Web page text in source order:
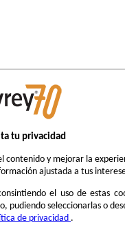
tu privacidad
contenido y mejorar la
ajustada a tus
el uso de estas
pudiendo seleccionarlas o
de privacidad .